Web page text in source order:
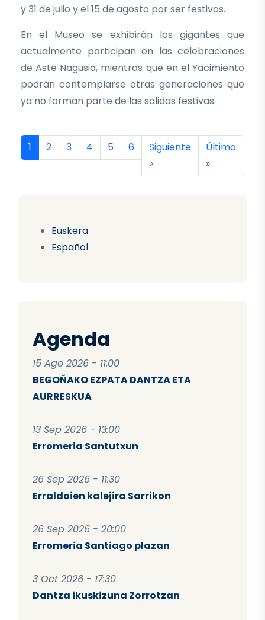
Euskera
Español
Agenda
15 Ago 2026 - 11:00
BEGOÑAKO EZPATA DANTZA ETA
AURRESKUA
13 Sep 2026 - 13:00
Erromeria Santutxun
26 Sep 2026 - 11:30
Erraldoien kalejira Sarrikon
26 Sep 2026 - 20:00
Erromeria Santiago plazan
3 Oct 2026 - 17:30
Dantza ikuskizuna Zorrotzan
y 31 de julio y el 15 de agosto por ser festivos.
En el Museo se exhibirán los gigantes que
actualmente participan en las celebraciones
de Aste Nagusia, mientras que en el Yacimiento
podrán contemplarse otras generaciones que
ya no forman parte de las salidas festivas.
Paginación
Página actual
1 Página
2 Página
3 Página
4 Página
5 Página
6 Siguiente página
Siguiente
>
Última
Último
»